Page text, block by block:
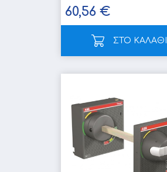
60,56 €
ΣΤΟ ΚΑΛΑΘΙ